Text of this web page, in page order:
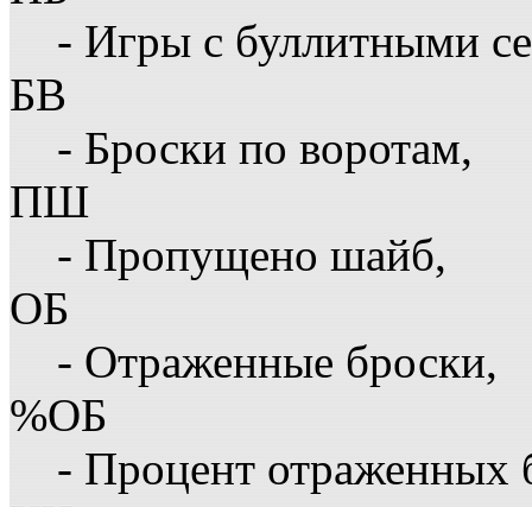
- Игры с буллитными
БВ
- Броски по воротам,
ПШ
- Пропущено шайб,
ОБ
- Отраженные броски,
%ОБ
- Процент отраженных